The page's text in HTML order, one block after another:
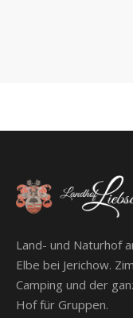
Land- und Naturhof
Elbe bei Jerichow.
Camping und der
Hof für Gruppen.